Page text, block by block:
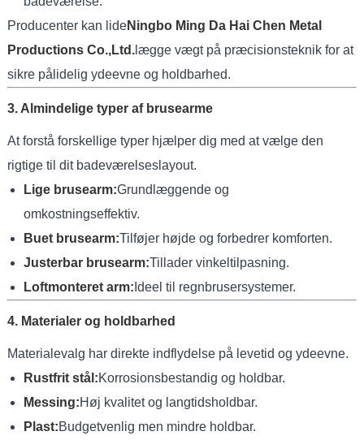
Producenter kan lideNingbo Ming Da Hai Chen Metal
Productions Co.,Ltd.lægge vægt på præcisionsteknik for at
sikre pålidelig ydeevne og holdbarhed.
3. Almindelige typer af brusearme
At forstå forskellige typer hjælper dig med at vælge den
rigtige til dit badeværelseslayout.
Lige brusearm:Grundlæggende og
omkostningseffektiv.
Buet brusearm:Tilføjer højde og forbedrer komforten.
Justerbar brusearm:Tillader vinkeltilpasning.
Loftmonteret arm: Ideel til regnbrusersystemer.
4. Materialer og holdbarhed
Materialevalg har direkte indflydelse på levetid og ydeevne.
Rustfrit stål:Korrosionsbestandig og holdbar.
Messing:Høj kvalitet og langtidsholdbar.
Plast:Budgetvenlig men mindre holdbar.